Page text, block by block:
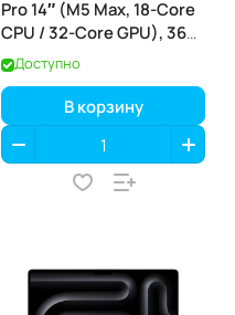
Pro 14″ (M5 Max, 18-Core
CPU / 32-Core GPU), 36
ГБ / 2 ТБ, Space Black
(чёрный космос)
(MGDU4)
Доступно
В корзину